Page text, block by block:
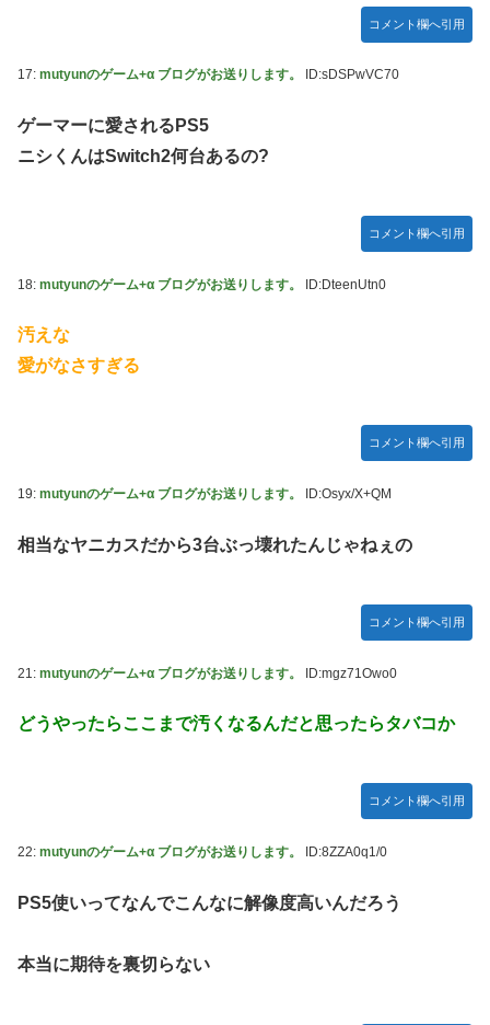
コメント欄へ引用
17: mutyunのゲーム+α ブログがお送りします。 ID:sDSPwVC70
ゲーマーに愛されるPS5
ニシくんはSwitch2何台あるの?
コメント欄へ引用
18: mutyunのゲーム+α ブログがお送りします。 ID:DteenUtn0
汚えな
愛がなさすぎる
コメント欄へ引用
19: mutyunのゲーム+α ブログがお送りします。 ID:Osyx/X+QM
相当なヤニカスだから3台ぶっ壊れたんじゃねぇの
コメント欄へ引用
21: mutyunのゲーム+α ブログがお送りします。 ID:mgz71Owo0
どうやったらここまで汚くなるんだと思ったらタバコか
コメント欄へ引用
22: mutyunのゲーム+α ブログがお送りします。 ID:8ZZA0q1/0
PS5使いってなんでこんなに解像度高いんだろう
本当に期待を裏切らない